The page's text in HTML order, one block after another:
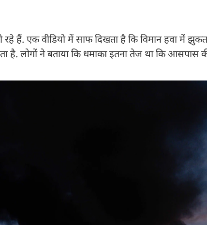
हैं. एक वीडियो में साफ दिखता है कि विमान हवा में
लोगों ने बताया कि धमाका इतना तेज था कि आसपास